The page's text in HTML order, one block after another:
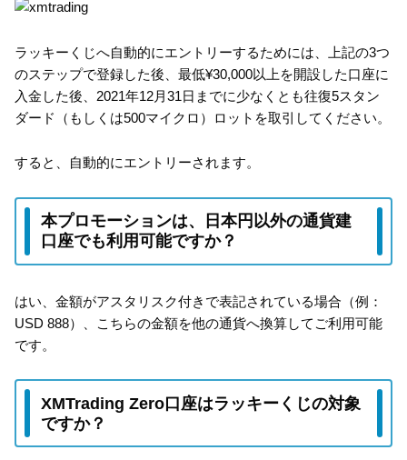
ラッキーくじへ自動的にエントリーするためには、上記の3つ
のステップで登録した後、最低¥30,000以上を開設した口座に
入金した後、2021年12月31日までに少なくとも往復5スタン
ダード（もしくは500マイクロ）ロットを取引してください。
すると、自動的にエントリーされます。
本プロモーションは、日本円以外の通貨建
口座でも利用可能ですか？
はい、金額がアスタリスク付きで表記されている場合（例：
USD 888）、こちらの金額を他の通貨へ換算してご利用可能
です。
XMTrading Zero口座はラッキーくじの対象
ですか？